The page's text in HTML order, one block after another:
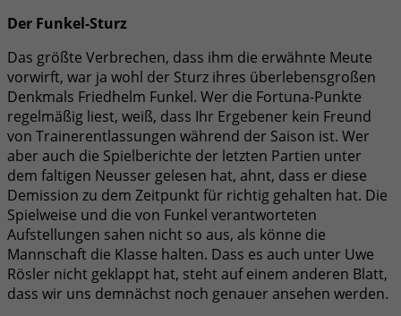
Der Funkel-Sturz
Das größte Verbrechen, dass ihm die erwähnte Meute
vorwirft, war ja wohl der Sturz ihres überlebensgroßen
Denkmals Friedhelm Funkel. Wer die Fortuna-Punkte
regelmäßig liest, weiß, dass Ihr Ergebener kein Freund
von Trainerentlassungen während der Saison ist. Wer
aber auch die Spielberichte der letzten Partien unter
dem faltigen Neusser gelesen hat, ahnt, dass er diese
Demission zu dem Zeitpunkt für richtig gehalten hat. Die
Spielweise und die von Funkel verantworteten
Aufstellungen sahen nicht so aus, als könne die
Mannschaft die Klasse halten. Dass es auch unter Uwe
Rösler nicht geklappt hat, steht auf einem anderen Blatt,
dass wir uns demnächst noch genauer ansehen werden.